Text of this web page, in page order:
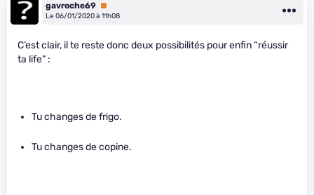
gavroche69 Premium
Le 06/01/2020 à 11h08
C’est clair, il te reste donc deux possibilités pour enfin “réussir
ta life” :
Tu changes de frigo.
Tu changes de copine.